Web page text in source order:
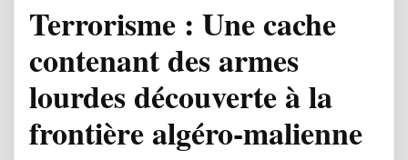
Terrorisme : Une cache
contenant des armes
lourdes découverte à la
frontière algéro-malienne